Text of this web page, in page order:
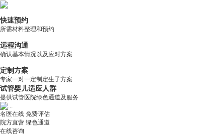
快速预约
所需材料整理和预约
远程沟通
确认基本情况以及应对方案
定制方案
专家一对一定制定生子方案
试管婴儿适应人群
提供试管医院绿色通道及服务
名医在线 免费评估
院方直营 绿色通道
在线咨询